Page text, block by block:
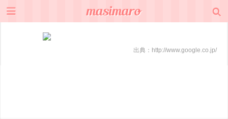
出典： http://www.google.co.jp/